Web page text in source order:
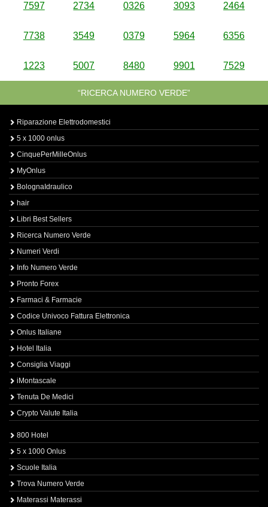
7597 2734 0326 3093 2464
7738 3549 0379 5964 6356
1223 5007 8480 9901 7529
“RICERCA NUMERO VERDE”
Riparazione Elettrodomestici
5 x 1000 onlus
CinquePerMilleOnlus
MyOnlus
BolognaIdraulico
hair
Libri Best Sellers
Ricerca Numero Verde
Numeri Verdi
Info Numero Verde
Pronto Forex
Farmaci & Farmacie
Codice Univoco Fattura Elettronica
Onlus Italiane
Hotel Italia
Consiglia Viaggi
iMontascale
Tenuta De Medici
Crypto Valute Italia
800 Hotel
5 x 1000 Onlus
Scuole Italia
Trova Numero Verde
Materassi Materassi